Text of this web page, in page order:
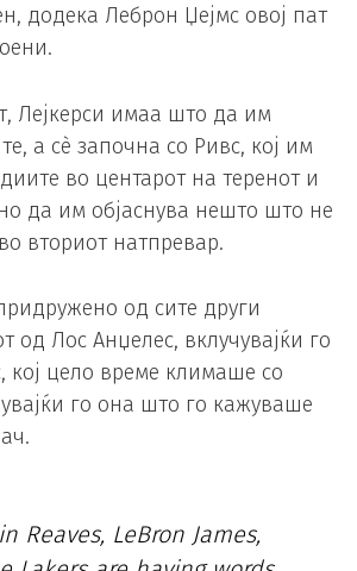
додека Леброн Џејмс овој пат
Лејкерси имаа што да им
а сè започна со Ривс, кој им
во центарот на теренот и
да им објаснува нешто што не
вториот натпревар.
од сите други
од Лос Анџелес, вклучувајќи го
кој цело време климаше со
го она што го кажуваше
Reaves, LeBron James,